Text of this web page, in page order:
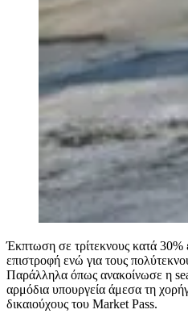
Έκπτωση σε τρίτεκνους κατά 30%
επιστροφή ενώ για τους
Παράλληλα όπως ανακοίνωσε η
αρμόδια υπουργεία άμεσα τη
δικαιούχους του Market Pass.